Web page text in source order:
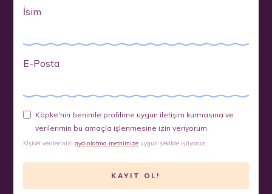
İsim
E-Posta
Köpke'nin benimle profilime uygun iletişim kurmasına ve
verilerimin bu amaçla işlenmesine izin veriyorum.
Kişisel verileriniziaydınlatma metnimize uygun şekilde işliyoruz.